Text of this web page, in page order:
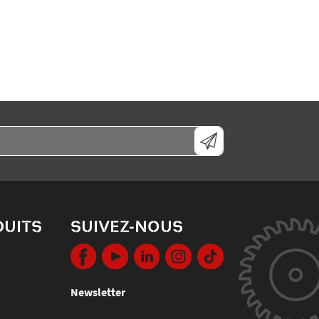
SUIVEZ-NOUS
Newsletter